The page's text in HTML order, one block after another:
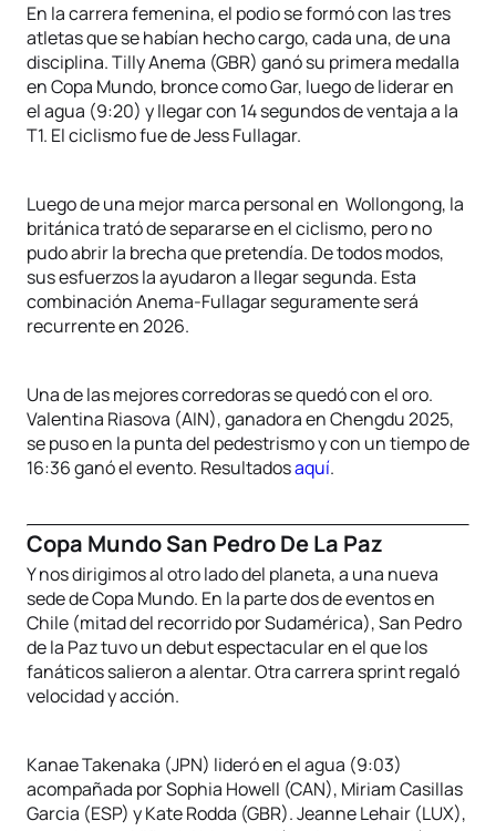
En la carrera femenina, el podio se formó con las tres
atletas que se habían hecho cargo, cada una, de una
disciplina. Tilly Anema (GBR) ganó su primera medalla
en Copa Mundo, bronce como Gar, luego de liderar en
el agua (9:20) y llegar con 14 segundos de ventaja a la
T1. El ciclismo fue de Jess Fullagar.
Luego de una mejor marca personal en Wollongong, la
británica trató de separarse en el ciclismo, pero no
pudo abrir la brecha que pretendía. De todos modos,
sus esfuerzos la ayudaron a llegar segunda. Esta
combinación Anema-Fullagar seguramente será
recurrente en 2026.
Una de las mejores corredoras se quedó con el oro.
Valentina Riasova (AIN), ganadora en Chengdu 2025,
se puso en la punta del pedestrismo y con un tiempo de
16:36 ganó el evento. Resultadosaquí.
Copa Mundo San Pedro De La Paz
Y nos dirigimos al otro lado del planeta, a una nueva
sede de Copa Mundo. En la parte dos de eventos en
Chile (mitad del recorrido por Sudamérica), San Pedro
de la Paz tuvo un debut espectacular en el que los
fanáticos salieron a alentar. Otra carrera sprint regaló
velocidad y acción.
Kanae Takenaka (JPN) lideró en el agua (9:03)
acompañada por Sophia Howell (CAN), Miriam Casillas
Garcia (ESP) y Kate Rodda (GBR). Jeanne Lehair (LUX),